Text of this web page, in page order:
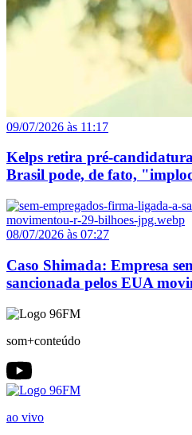
09/07/2026 às 11:17
Kelps retira pré-
Brasil pode, de fato,
08/07/2026 às 07:27
Caso Shimada: Empresa
sancionada pelos EUA
som+conteúdo
ao vivo